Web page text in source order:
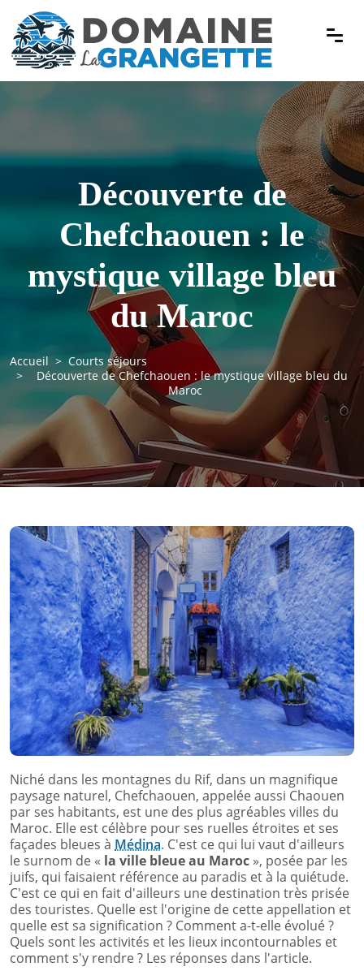
Découverte de
Chefchaouen : le
mystique village bleu
du Maroc
Accueil
Courts séjours
Découverte de Chefchaouen : le mystique village bleu du
Maroc
Niché dans les montagnes du Rif, dans un magnifique
paysage naturel, Chefchaouen, appelée aussi Chaouen
par ses habitants, est une des plus agréables villes du
Maroc. Elle est célèbre pour ses ruelles étroites et ses
façades bleues à Médina. C'est ce qui lui vaut d'ailleurs
le surnom de « la ville bleue au Maroc », posée par les
juifs, qui faisaient référence au paradis et à la quiétude.
C'est ce qui en fait d'ailleurs une destination très prisée
des touristes. Quelle est l'origine de cette appellation et
quelle est sa signification ? Comment a-t-elle évolué ?
Quels sont les activités et les lieux incontournables et
comment s'y rendre ? Les réponses dans l'article.